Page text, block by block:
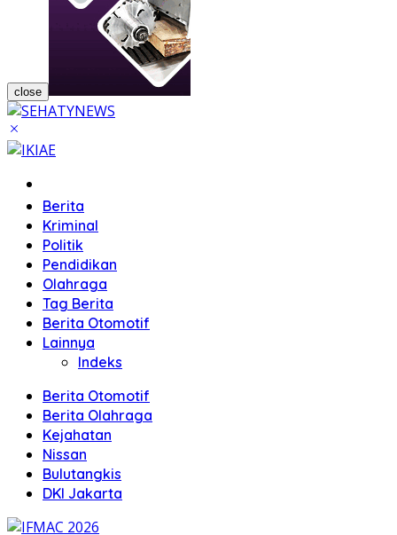
close
Berita
Kriminal
Politik
Pendidikan
Olahraga
Tag Berita
Berita Otomotif
Lainnya
Indeks
Berita Otomotif
Berita Olahraga
Kejahatan
Nissan
Bulutangkis
DKI Jakarta